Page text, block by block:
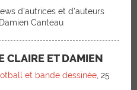
d'autrices et d'auteurs
Canteau
CLAIRE ET DAMIEN
et bande dessinée , 25